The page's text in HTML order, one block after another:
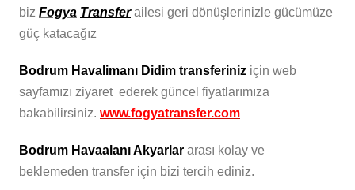
biz Fogya Transferailesi geri dönüşlerinizle gücümüze
güç katacağız
Bodrum Havalimanı Didim transferiniz için web
sayfamızı ziyaret ederek güncel fiyatlarımıza
bakabilirsiniz. www.fogyatransfer.com
Bodrum Havaalanı Akyarlar arası kolay ve
beklemeden transfer için bizi tercih ediniz.